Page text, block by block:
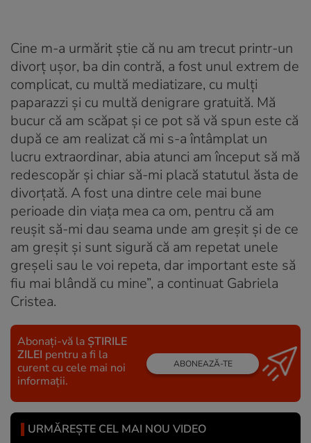
Cine m-a urmărit știe că nu am trecut printr-un
divorț ușor, ba din contră, a fost unul extrem de
complicat, cu multă mediatizare, cu mulți
paparazzi și cu multă denigrare gratuită. Mă
bucur că am scăpat și ce pot să vă spun este că
după ce am realizat că mi s-a întâmplat un
lucru extraordinar, abia atunci am început să mă
redescopăr și chiar să-mi placă statutul ăsta de
divorțată. A fost una dintre cele mai bune
perioade din viața mea ca om, pentru că am
reușit să-mi dau seama unde am greșit și de ce
am greșit și sunt sigură că am repetat unele
greșeli sau le voi repeta, dar important este să
fiu mai blândă cu mine”, a continuat Gabriela
Cristea.
Abonați-vă la ȘTIRILE
ZILEI pentru a fi la
curent cu cele mai noi
informații.
ABONEAZĂ-TE
URMĂREȘTE CEL MAI NOU VIDEO